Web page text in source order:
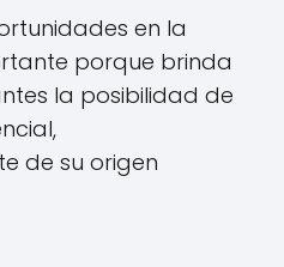
en la
porque brinda
la posibilidad de
de su origen